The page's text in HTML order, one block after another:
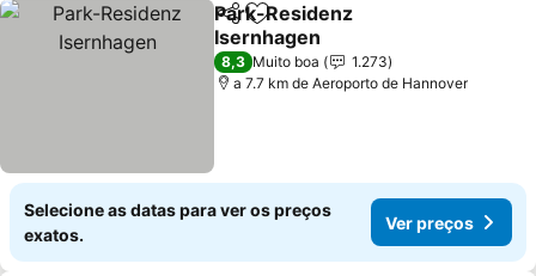
PartilharAdicionar aos favoritos
Park-Residenz
Isernhagen
8,3 Muito boa
1.273
a 7.7 km de Aeroporto de Hannover
Selecione as datas para ver os preços
exatos.
Ver preços